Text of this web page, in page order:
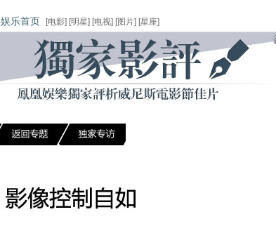
娱乐首页 [电影] [明星] [电视] [图片] [星座]